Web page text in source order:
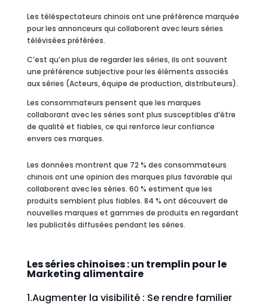
Les téléspectateurs chinois ont une préférence marquée
pour les annonceurs qui collaborent avec leurs séries
télévisées préférées.
C’est qu’en plus de regarder les séries, ils ont souvent
une préférence subjective pour les éléments associés
aux séries (Acteurs, équipe de production, distributeurs).
Les consommateurs pensent que les marques
collaborant avec les séries sont plus susceptibles d’être
de qualité et fiables, ce qui renforce leur confiance
envers ces marques.
Les données montrent que 72 % des consommateurs
chinois ont une opinion des marques plus favorable qui
collaborent avec les séries. 60 % estiment que les
produits semblent plus fiables. 84 % ont découvert de
nouvelles marques et gammes de produits en regardant
les publicités diffusées pendant les séries.
Les séries chinoises : un tremplin pour le
Marketing alimentaire
1.Augmenter la visibilité : Se rendre familier